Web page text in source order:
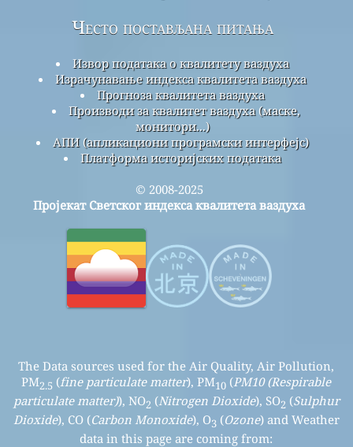
Често постављана питања
Извор података о квалитету ваздуха
Израчунавање индекса квалитета ваздуха
Прогноза квалитета ваздуха
Производи за квалитет ваздуха (маске,
монитори...)
АПИ (апликациони програмски интерфејс)
Платформа историјских података
© 2008-2025
Пројекат Светског индекса квалитета ваздуха
The Data sources used for the Air Quality, Air Pollution,
PM2.5 (fine particulate matter), PM10 (PM10 (Respirable
particulate matter)), NO2 (Nitrogen Dioxide), SO2 (Sulphur
Dioxide), CO (Carbon Monoxide), O3 (Ozone) and Weather
data in this page are coming from: